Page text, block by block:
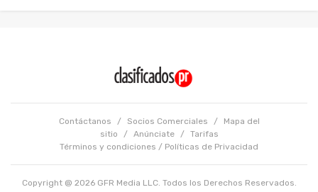
Contáctanos / Socios Comerciales /
Mapa del
sitio
/ Anúnciate /
Tarifas
Términos y condiciones / Políticas de Privacidad
Copyright @ 2026 GFR Media LLC. Todos los Derechos Reservados.